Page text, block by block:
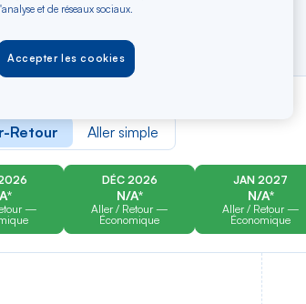
Retour Aller simple
—
DÉC 2026
N/A*
Aller / Retour —
Économique
JAN 2027
N/A*
Aller / Retour —
Économique
et de réseaux sociaux.
Accepter les cookies